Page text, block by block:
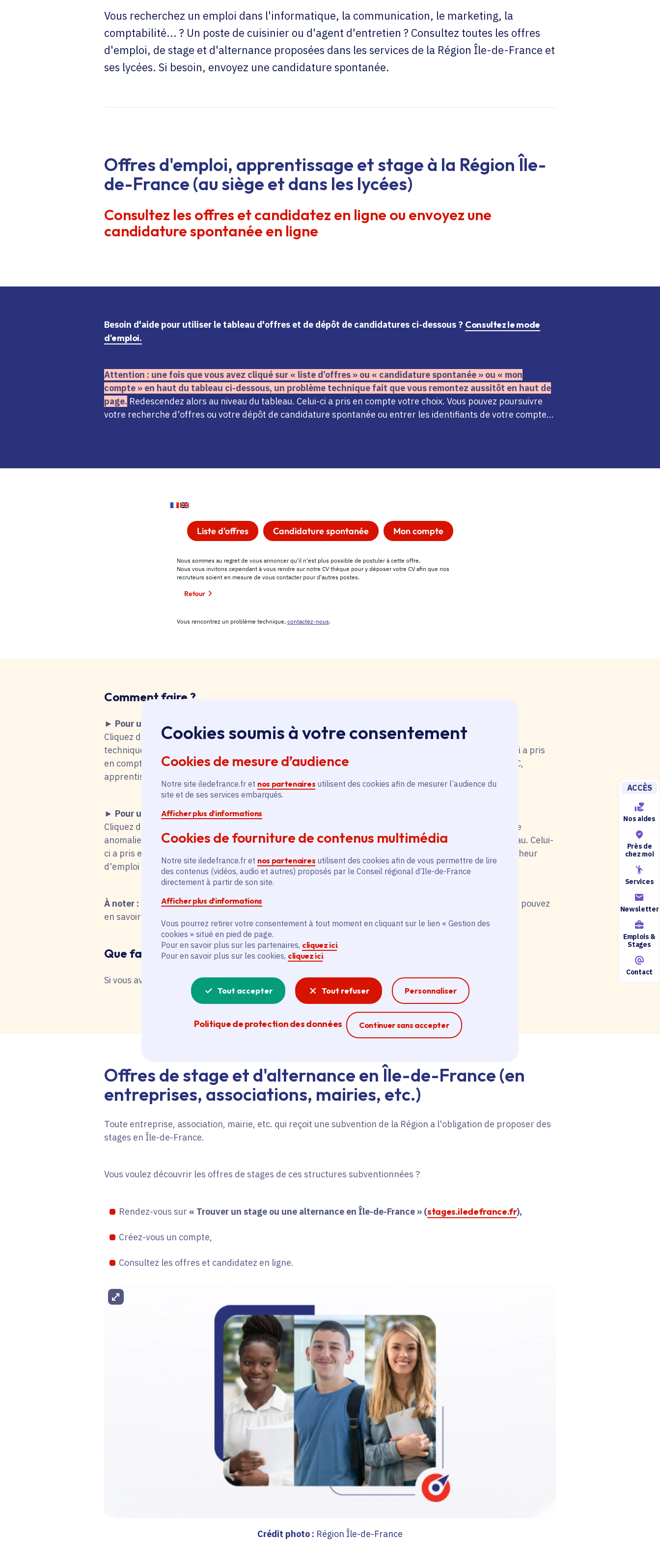
Cookies soumis à votre consentement
Cookies de mesure d’audience
Notre site iledefrance.fr et nos partenaires utilisent des cookies afin de mesurer l’audience du
site et de ses services embarqués.
Afficher plus d’informations
Cookies de fourniture de contenus multimédia
Notre site iledefrance.fr et nos partenaires utilisent des cookies afin de vous permettre de lire
des contenus (vidéos, audio et autres) proposés par le Conseil régional d’Ile-de-France
directement à partir de son site.
Afficher plus d’informations
Vous pourrez retirer votre consentement à tout moment en cliquant sur le lien « Gestion des
cookies » situé en pied de page.
Pour en savoir plus sur les partenaires, cliquez ici.
Pour en savoir plus sur les cookies, cliquez ici.
Tout accepter Tout refuser Personnaliser
Politique de protection des données Continuer sans accepter
Ferme la modale
ACCÈS
Nos aides
Près de
chez moi
Services
Newsletter
Emplois &
Stages
Contact
Vous recherchez un emploi dans l'informatique, la communication, le marketing, la
comptabilité... ? Un poste de cuisinier ou d'agent d'entretien ? Consultez toutes les offres
d'emploi, de stage et d'alternance proposées dans les services de la Région Île-de-France et
ses lycées. Si besoin, envoyez une candidature spontanée.
Offres d'emploi, apprentissage et stage à la Région Île-
de-France (au siège et dans les lycées)
Consultez les offres et candidatez en ligne ou envoyez une
candidature spontanée en ligne
Besoin d'aide pour utiliser le tableau d'offres et de dépôt de candidatures ci-dessous ? Consultez le mode
d'emploi.
Attention : une fois que vous avez cliqué sur « liste d’offres » ou « candidature spontanée » ou « mon
compte » en haut du tableau ci-dessous, un problème technique fait que vous remontez aussitôt en haut de
page. Redescendez alors au niveau du tableau. Celui-ci a pris en compte votre choix. Vous pouvez poursuivre
votre recherche d'offres ou votre dépôt de candidature spontanée ou entrer les identifiants de votre compte...
Comment faire ?
► Pour une recherche d'emploi, apprentissage, stage
Cliquez dans le tableau ci-dessus sur le bouton « Liste d'offres » pour qu'il soit en rouge. Une anomalie
technique fait que vous remontez aussitôt en haut de page. Redescendez au niveau du tableau. Celui-ci a pris
en compte votre choix. Vous pouvez alors faire une recherche par catégorie (emploi de catégorie A/B/C,
apprentissage, stage), mot-clé, filière et département (75, 77, 78, 91, 92, 93, 94, 95).
► Pour une candidature spontanée
Cliquez dans le tableau ci-dessus sur le bouton « Candidature spontanée » pour qu'il soit en rouge. Une
anomalie technique fait que vous remontez aussitôt en haut de page. Redescendez au niveau du tableau. Celui-
ci a pris en compte votre choix. Vous pouvez alors sélectionner siège ou lycées et votre situation (chercheur
d'emploi titulaire de la fonction publique ou non, apprenti, stagiaire) et candidatez.
À noter :
pour une recherche d'emploi au siège de la Région ou dans les lycées, avant de postuler, vous pouvez
en savoir plus en interrogeant nos agents Ambassadeurs.
Que faire en cas de problème technique ?
Si vous avez besoin d'une assistance technique, écrivez-nous en utilisantle formulaire accessible ici.
Offres de stage et d'alternance en Île-de-France (en
entreprises, associations, mairies, etc.)
Toute entreprise, association, mairie, etc. qui reçoit une subvention de la Région a l'obligation de proposer des
stages en Île-de-France.
Vous voulez découvrir les offres de stages de ces structures subventionnées ?
Rendez-vous sur « Trouver un stage ou une alternance en Île-de-France » (stages.iledefrance.fr),
Créez-vous un compte,
Consultez les offres et candidatez en ligne.
Agrandir l'image
Crédit photo : Région Île-de-France